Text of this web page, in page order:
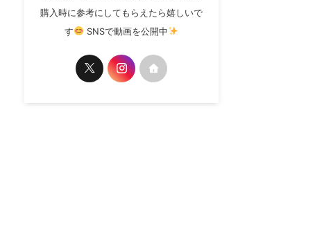
購入時に参考にしてもらえたら嬉しいで
す
SNSで動画を公開中